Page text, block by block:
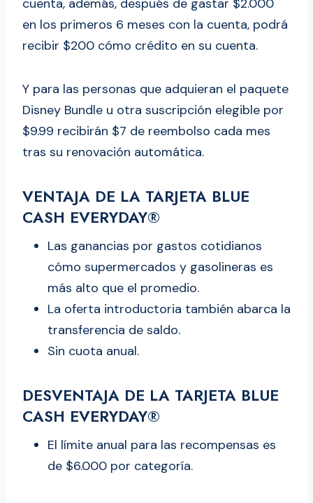
cuenta, además, después de gastar $2.000
en los primeros 6 meses con la cuenta, podrá
recibir $200 cómo crédito en su cuenta.
Y para las personas que adquieran el paquete
Disney Bundle u otra suscripción elegible por
$9.99 recibirán $7 de reembolso cada mes
tras su renovación automática.
VENTAJA DE LA TARJETA BLUE
CASH EVERYDAY®
Las ganancias por gastos cotidianos
cómo supermercados y gasolineras es
más alto que el promedio.
La oferta introductoria también abarca la
transferencia de saldo.
Sin cuota anual.
DESVENTAJA DE LA TARJETA BLUE
CASH EVERYDAY®
El límite anual para las recompensas es
de $6.000 por categoría.